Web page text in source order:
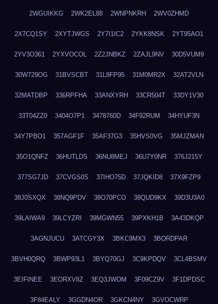
2WGUIKKG 2WK2EL88 2WNPNKRH 2WV0ZHMD
2X7CQ1SY 2XYTJWGS 2Y7I1IC2 2YKK8NSK 2YT95AO1
2YV3O361 2YXVOCOL 2Z2JNBKZ 2ZAJL9NV 30D5VUM9
30W729OG 31BVSCBT 31L8FP95 31M0MR2X 32AT2VLN
32MATDBP 336RPFHA 33ANXYRH 33CR504T 33DY1V30
33T04ZZ0 3404O7P1 3478760D 34F92RUM 34HYUF3N
34Y7PBO1 357AGF1F 35AF37G3 35HVS0VG 35MJZMAN
35O1QNFZ 36HUTLDS 36NU8MEJ 36U7Y0NR 376J215Y
377SG7JD 37CVGS0S 37IHO75D 37JQKID8 37X9FZP9
38J0SXQX 38NQ9PDV 38O70PCO 38QUD9KX 39D3U3A0
39LAIWA9 39LCYZRI 39MGWN55 39PXKH1B 3A43DKQP
3AGNJUCU 3ATCGY3X 3BKC9MX3 3BORDPAR
3BVH0QRQ 3BWP93L1 3BYQ70GJ 3C9KPDQV 3CL4BSMV
3EIFINEE 3EORXV8Z 3EQ3JWOM 3F09CZ9V 3F1DPDSC
3F84EALY 3GGDN4OR 3GKCN4NY 3GVOCWRP